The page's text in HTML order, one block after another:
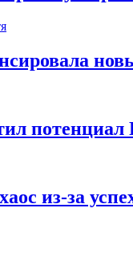
потенциал
из-за